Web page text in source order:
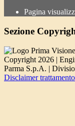
Pagina
Sezione
Copyright 2026 |
Parma S.p.A. |
Disclaimer